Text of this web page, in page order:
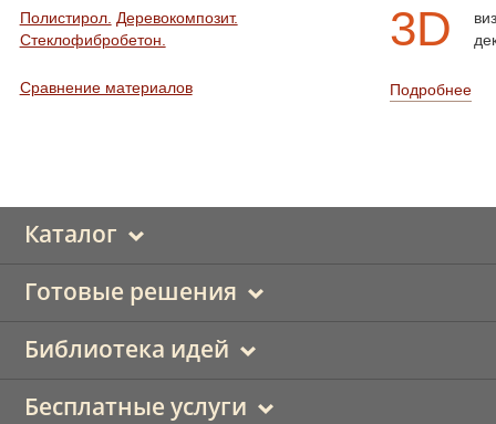
3D
Подробнее
Полистирол. Деревокомпозит.
Стеклофибробетон.
Сравнение материалов
Каталог
Готовые решения
Библиотека идей
Бесплатные услуги